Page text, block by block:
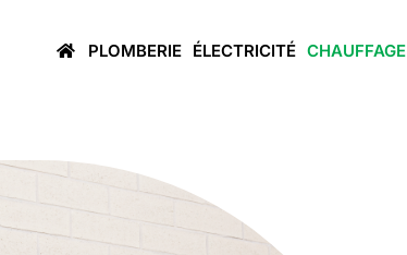
PLOMBERIE ÉLECTRICITÉ CHAUFFAGE